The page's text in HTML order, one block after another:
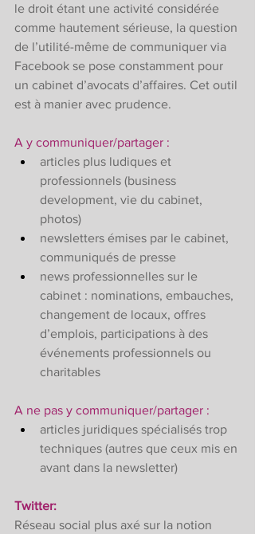
le droit étant une activité considérée
comme hautement sérieuse, la question
de l’utilité-même de communiquer via
Facebook se pose constamment pour
un cabinet d’avocats d’affaires. Cet outil
est à manier avec prudence.
A y communiquer/partager :
articles plus ludiques et
professionnels (business
development, vie du cabinet,
photos)
newsletters émises par le cabinet,
communiqués de presse
news professionnelles sur le
cabinet : nominations, embauches,
changement de locaux, offres
d’emplois, participations à des
événements professionnels ou
charitables
A ne pas y communiquer/partager :
articles juridiques spécialisés trop
techniques (autres que ceux mis en
avant dans la newsletter)
Twitter:
Réseau social plus axé sur la notion